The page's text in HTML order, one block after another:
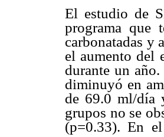
El estudio de
programa que
carbonatadas y
el aumento del
durante un
diminuyó en
de 69.0 ml/día
grupos no se
(p=0.33). En